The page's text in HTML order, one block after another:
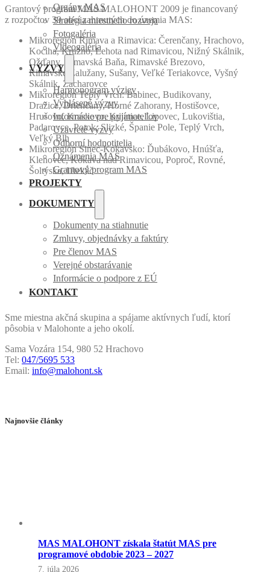
Orgány MAS
Stratégia miestneho rozvoja
Fotogaléria
Videogaléria
VÝZVY
Harmonogram výziev
Vyhlásené výzvy
Informácie pre prijímateľov
Uzavreté výzvy
Odborní hodnotitelia
Oznámenia MAS
Grantový program MAS
PROJEKTY
DOKUMENTY
Dokumenty na stiahnutie
Zmluvy, objednávky a faktúry
Pre členov MAS
Verejné obstarávanie
Informácie o podpore z EÚ
KONTAKT
Grantový program MAS MALOHONT 2009 je financovaný
z rozpočtov 39 obcí zahrnutých do územia MAS:
Mikroregión Rimava a Rimavica: Čerenčany, Hrachovo,
Kociha, Kružno, Lehota nad Rimavicou, Nižný Skálnik,
Ožďany, Rimavská Baňa, Rimavské Brezovo,
Rimavské Zalužany, Sušany, Veľké Teriakovce, Vyšný
Skálnik, Zacharovce
Mikroregión Teplý Vrch: Babinec, Budikovany,
Dražice, Drienčany, Horné Zahorany, Hostišovce,
Hrušovo, Kraskovo, Kyjatice, Lipovec, Lukovištia,
Padarovce, Potok, Slizké, Španie Pole, Teplý Vrch,
Veľký Blh
Mikroregión Sinec-Kokavsko: Ďubákovo, Hnúšťa,
Klenovec, Kokava nad Rimavicou, Poproč, Rovné,
Šoltýska, Utekáč
Sme miestna akčná skupina a spájame aktívnych ľudí, ktorí
pôsobia v Malohonte a jeho okolí.
Sama Vozára 154, 980 52 Hrachovo
Tel: 047/5695 533
Email: info@malohont.sk
Najnovšie články
MAS MALOHONT získala štatút MAS pre
programové obdobie 2023 – 2027
7. júla 2026